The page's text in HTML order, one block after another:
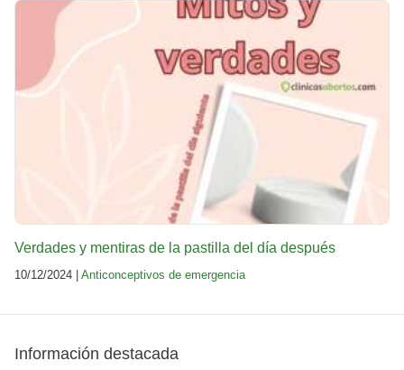
Verdades y mentiras de la pastilla del día después
10/12/2024 | Anticonceptivos de emergencia
Información destacada